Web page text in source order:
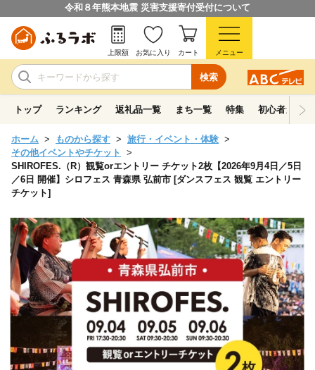
令和８年熊本地震 災害支援寄付受付について
検索
上限額 お気に入り カート メニュー
トップ ランキング 返礼品一覧 まち一覧 特集 初心者ガイド
ホーム ものから探す
旅行・イベント・体験
その他イベントやチケット
SHIROFES.（R）観覧orエントリー チケット2枚【2026年9月4日／5日
／6日 開催】シロフェス 青森県 弘前市 [ダンスフェス 観覧 エントリー
チケット]